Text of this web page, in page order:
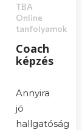
TBA
Online
tanfolyamok
Coach
képzés
Annyira
jó
hallgatóság